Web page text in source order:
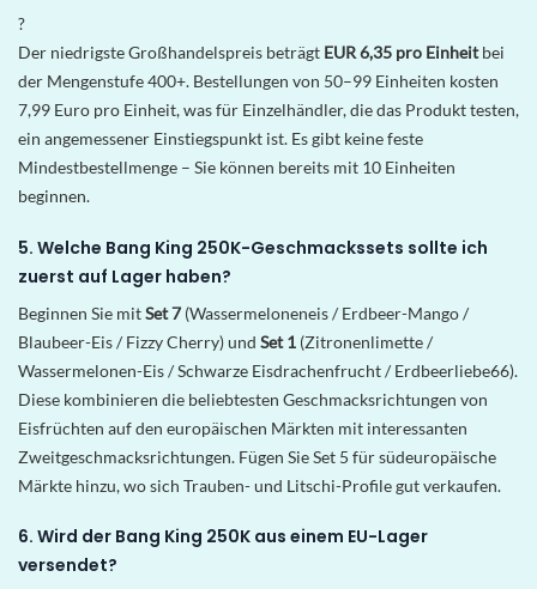
?
Der niedrigste Großhandelspreis beträgt EUR 6,35 pro Einheitbei
der Mengenstufe 400+. Bestellungen von 50–99 Einheiten kosten
7,99 Euro pro Einheit, was für Einzelhändler, die das Produkt testen,
ein angemessener Einstiegspunkt ist. Es gibt keine feste
Mindestbestellmenge – Sie können bereits mit 10 Einheiten
beginnen.
5. Welche Bang King 250K-Geschmackssets sollte ich
zuerst auf Lager haben?
Beginnen Sie mitSet 7 (Wassermeloneneis / Erdbeer-Mango /
Blaubeer-Eis / Fizzy Cherry) und Set 1 (Zitronenlimette /
Wassermelonen-Eis / Schwarze Eisdrachenfrucht / Erdbeerliebe66).
Diese kombinieren die beliebtesten Geschmacksrichtungen von
Eisfrüchten auf den europäischen Märkten mit interessanten
Zweitgeschmacksrichtungen. Fügen Sie Set 5 für südeuropäische
Märkte hinzu, wo sich Trauben- und Litschi-Profile gut verkaufen.
6. Wird der Bang King 250K aus einem EU-Lager
versendet?